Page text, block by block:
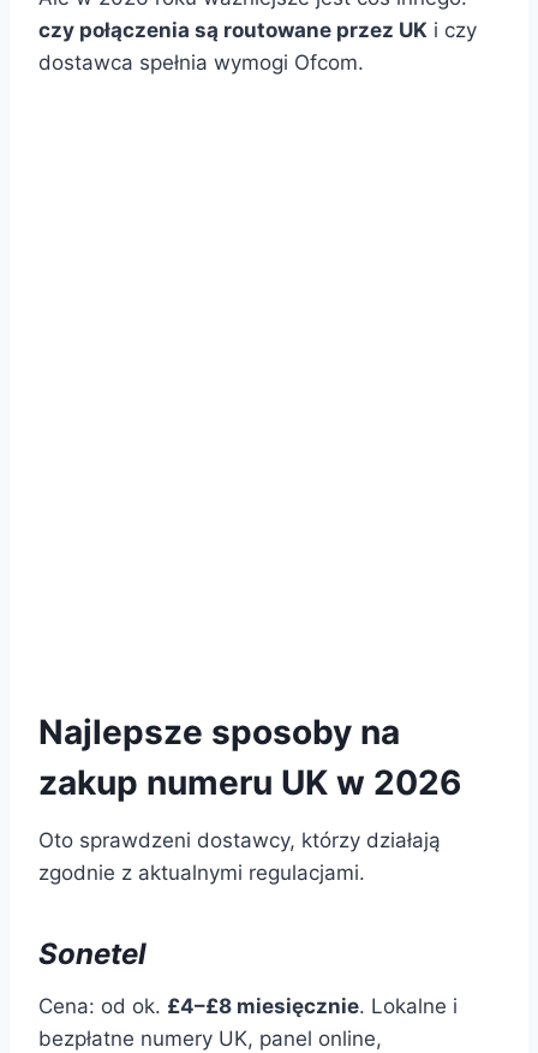
czy połączenia są routowane przez UK i czy
dostawca spełnia wymogi Ofcom.
Najlepsze sposoby na
zakup numeru UK w 2026
Oto sprawdzeni dostawcy, którzy działają
zgodnie z aktualnymi regulacjami.
Sonetel
Cena: od ok. £4–£8 miesięcznie. Lokalne i
bezpłatne numery UK, panel online,